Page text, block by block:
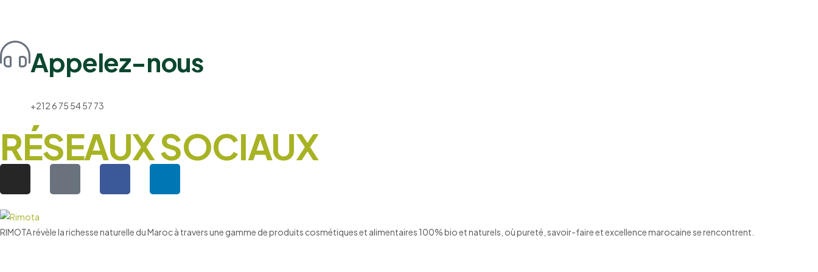
Appelez-nous
+212 6 75 54 57 73
RÉSEAUX SOCIAUX
RIMOTA révèle la richesse naturelle du Maroc à travers une gamme de produits cosmétiques et alimentaires 100% bio et naturels, où pureté, savoir-faire et excellence marocaine se rencontrent.